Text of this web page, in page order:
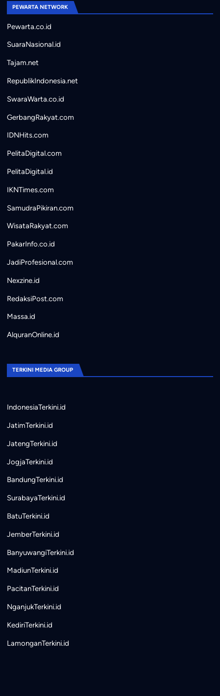
PEWARTA NETWORK
Pewarta.co.id
SuaraNasional.id
Tajam.net
RepublikIndonesia.net
SwaraWarta.co.id
GerbangRakyat.com
IDNHits.com
PelitaDigital.com
PelitaDigital.id
IKNTimes.com
SamudraPikiran.com
WisataRakyat.com
PakarInfo.co.id
JadiProfesional.com
Nexzine.id
RedaksiPost.com
Massa.id
AlquranOnline.id
TERKINI MEDIA GROUP
IndonesiaTerkini.id
JatimTerkini.id
JatengTerkini.id
JogjaTerkini.id
BandungTerkini.id
SurabayaTerkini.id
BatuTerkini.id
JemberTerkini.id
BanyuwangiTerkini.id
MadiunTerkini.id
PacitanTerkini.id
NganjukTerkini.id
KediriTerkini.id
LamonganTerkini.id